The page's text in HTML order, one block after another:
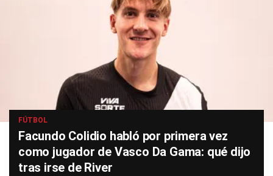
FÚTBOL
Facundo Colidio habló por primera vez
como jugador de Vasco Da Gama: qué dijo
tras irse de River